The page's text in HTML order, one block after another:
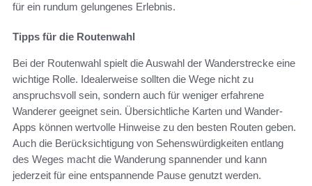
für ein rundum gelungenes Erlebnis.
Tipps für die Routenwahl
Bei der Routenwahl spielt die Auswahl der Wanderstrecke eine
wichtige Rolle. Idealerweise sollten die Wege nicht zu
anspruchsvoll sein, sondern auch für weniger erfahrene
Wanderer geeignet sein. Übersichtliche Karten und Wander-
Apps können wertvolle Hinweise zu den besten Routen geben.
Auch die Berücksichtigung von Sehenswürdigkeiten entlang
des Weges macht die Wanderung spannender und kann
jederzeit für eine entspannende Pause genutzt werden.